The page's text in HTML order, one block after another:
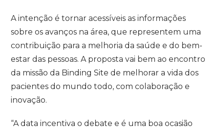
A intenção é tornar acessíveis as informações
sobre os avanços na área, que representem uma
contribuição para a melhoria da saúde e do bem-
estar das pessoas. A proposta vai bem ao encontro
da missão da Binding Site de melhorar a vida dos
pacientes do mundo todo, com colaboração e
inovação.
“A data incentiva o debate e é uma boa ocasião